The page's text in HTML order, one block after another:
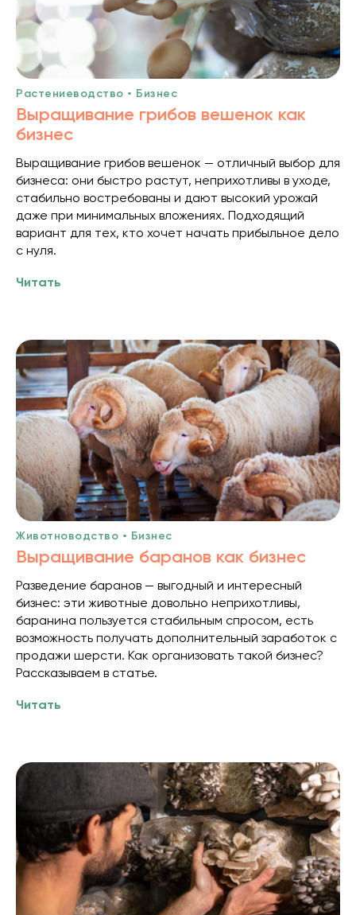
Растениеводство • Бизнес
Выращивание грибов вешенок как
бизнес
Выращивание грибов вешенок — отличный выбор для
бизнеса: они быстро растут, неприхотливы в уходе,
стабильно востребованы и дают высокий урожай
даже при минимальных вложениях. Подходящий
вариант для тех, кто хочет начать прибыльное дело
с нуля.
Читать
Животноводство • Бизнес
Выращивание баранов как бизнес
Разведение баранов — выгодный и интересный
бизнес: эти животные довольно неприхотливы,
баранина пользуется стабильным спросом, есть
возможность получать дополнительный заработок с
продажи шерсти. Как организовать такой бизнес?
Рассказываем в статье.
Читать